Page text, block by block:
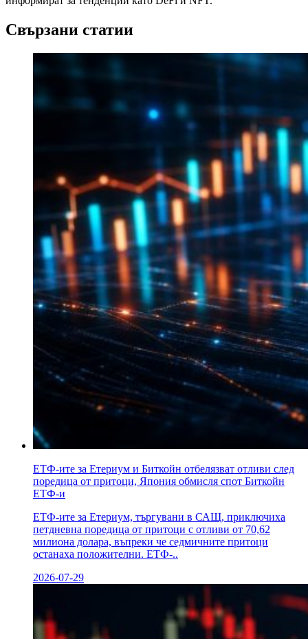
Свързани статии
ЕТФ-ите за Етериум и Биткойн отбелязват отливи след
поредица от притоци, Япония обмисля спот Биткойн
ЕТФ-и
ЕТФ-ите за Етериум, търгувани в САЩ, приключиха
петдневна поредица от притоци с отливи от 70,62
милиона долара, въпреки че седмичните притоци
останаха положителни. ЕТФ-..
2026-07-29